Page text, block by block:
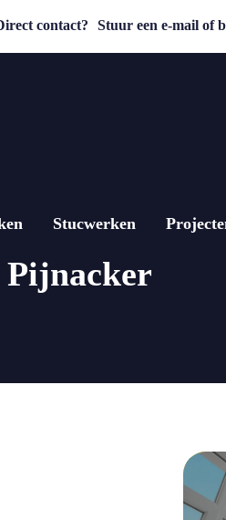
contact? Stuur een e-mail of
Stucwerken
Pijnacker